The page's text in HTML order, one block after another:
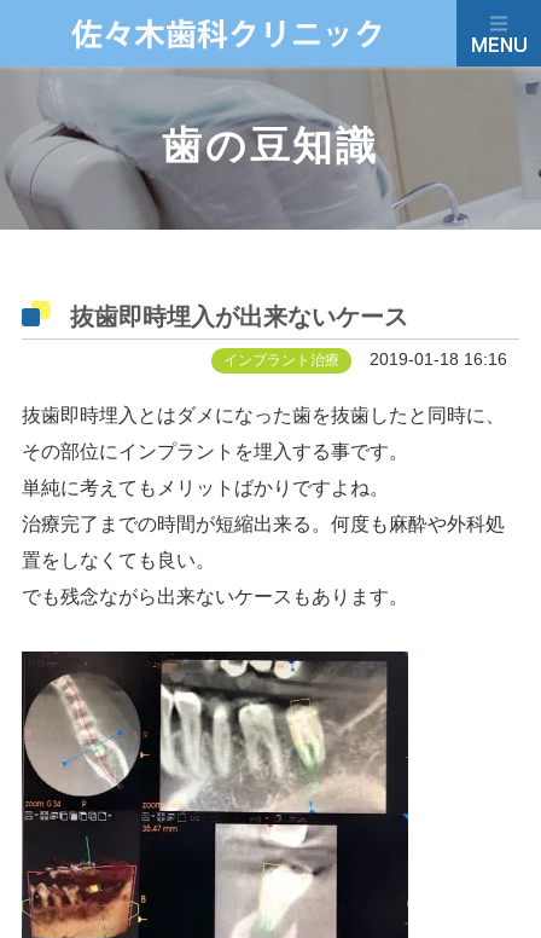
歯の豆知識
抜歯即時埋入が出来ないケース
インプラント治療 2019-01-18 16:16
抜歯即時埋入とはダメになった歯を抜歯したと同時に、
その部位にインプラントを埋入する事です。
単純に考えてもメリットばかりですよね。
治療完了までの時間が短縮出来る。何度も麻酔や外科処
置をしなくても良い。
でも残念ながら出来ないケースもあります。